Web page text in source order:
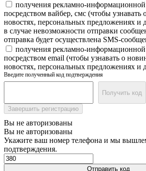
получения рекламно-
посредством вайбер, смс (чтобы узнавать
новостях, персональных предложениях и
в случае невозможности отправки
отправка будет осуществлена SMS-
получения рекламно-
посредством email (чтобы узнавать о
новостях, персональных предложениях и
Введите полученный код подтверждения
Получить код
Завершить регистрацию
Вы не авторизованы
Вы не авторизованы
Укажите ваш номер телефона и мы
подтверждения.
Отправить код